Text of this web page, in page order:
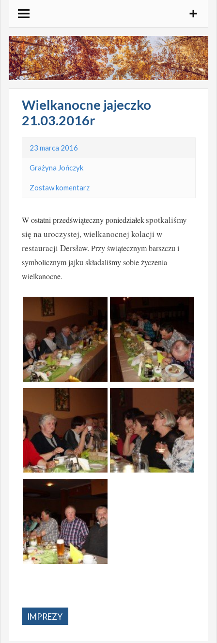
treści
Wielkanocne jajeczko
21.03.2016r
23 marca 2016
Grażyna Jończyk
Zostaw komentarz
W ostatni przedświąteczny poniedziałek spotkaliśmy
się na uroczystej, wielkanocnej kolacji w
restauracji Dersław. Przy świątecznym barszczu i
symbolicznym jajku składaliśmy sobie życzenia
wielkanocne.
IMPREZY